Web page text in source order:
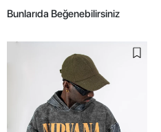
Bunlarıda Beğenebilirsiniz